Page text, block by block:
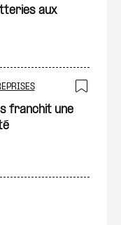
aux
franchit une